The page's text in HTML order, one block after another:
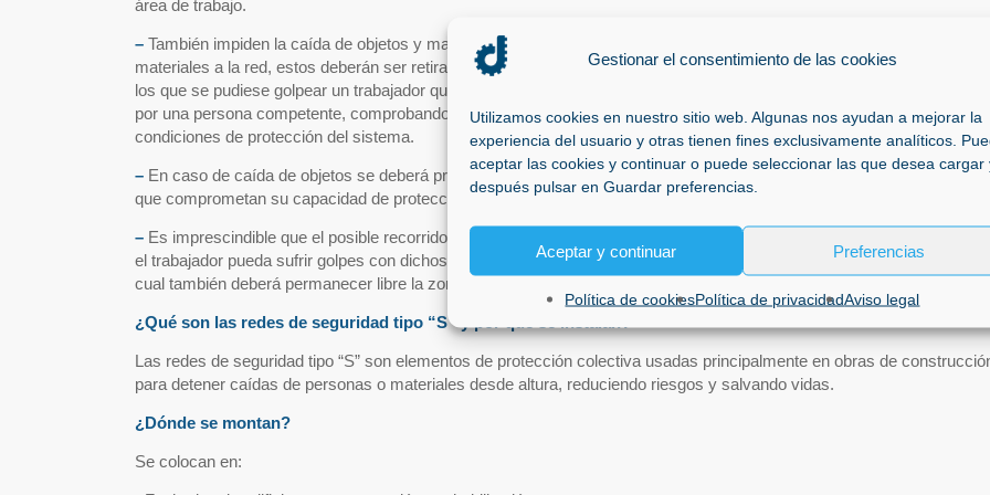
Gestionar el consentimiento de las cookies
Utilizamos cookies en nuestro sitio web. Algunas nos ayudan a mejorar la
experiencia del usuario y otras tienen fines exclusivamente analíticos.
aceptar las cookies y continuar o puede seleccionar las que desea cargar
después pulsar en Guardar preferencias.
Aceptar y continuar Preferencias
Política de cookiesPolítica de privacidadAviso legal
área de trabajo.
– También impiden la caída de objetos y materiales desde el plano de trabajo a niveles inferiores. En el caso de caída de
materiales a la red, estos deberán ser retirados de forma inmediata para mantener la red despejada de obstáculos con
los que se pudiese golpear un trabajador que sufre una caída. Así mismo, se deberá proceder al revisado de la misma
por una persona competente, comprobando que no se han producido desperfectos que provoquen una pérdida de las
condiciones de protección del sistema.
– En caso de caída de objetos se deberá proceder a la revisión de la red para comprobar que no ha sufrido
que comprometan su capacidad de protección.
– Es imprescindible que el posible recorrido de caída se encuentre libre de obstáculos para evitar que, en caso de caída,
el trabajador pueda sufrir golpes con dichos obstáculos. En caso de caída, la red sufrirá una deformación, motivo por el
cual también deberá permanecer libre la zona por debajo de red que pueda ser invadida por dicha deformación.
¿Qué son las redes de seguridad tipo “S” y por qué se instalan?
Las redes de seguridad tipo “S” son elementos de protección colectiva usadas principalmente en obras de
para detener caídas de personas o materiales desde altura, reduciendo riesgos y salvando vidas.
¿Dónde se montan?
Se colocan en: